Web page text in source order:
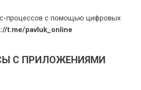
процессов с помощью цифровых
t.me/pavluk_online
С ПРИЛОЖЕНИЯМИ